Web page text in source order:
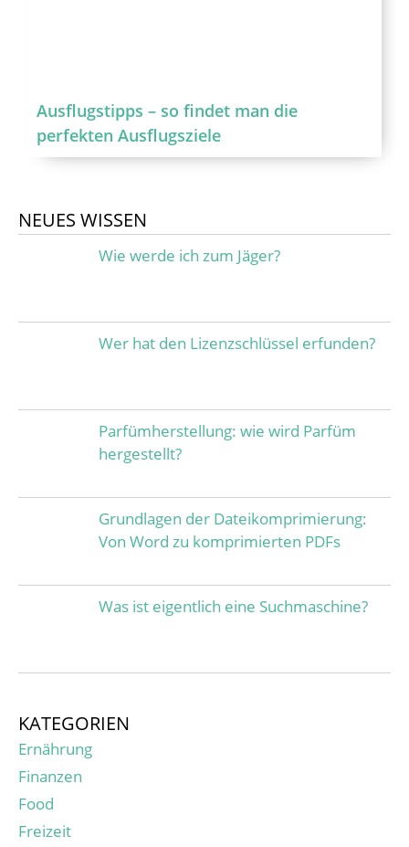
Ausflugstipps – so findet man die
perfekten Ausflugsziele
NEUES WISSEN
Wie werde ich zum Jäger?
Wer hat den Lizenzschlüssel erfunden?
Parfümherstellung: wie wird Parfüm
hergestellt?
Grundlagen der Dateikomprimierung:
Von Word zu komprimierten PDFs
Was ist eigentlich eine Suchmaschine?
KATEGORIEN
Ernährung
Finanzen
Food
Freizeit